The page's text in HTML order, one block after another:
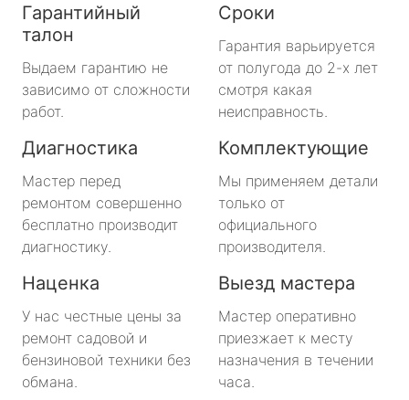
Гарантийный
талон
Выдаем гарантию не
зависимо от сложности
работ.
Сроки
Гарантия варьируется
от полугода до 2-х лет
смотря какая
неисправность.
Диагностика
Мастер перед
ремонтом совершенно
бесплатно производит
диагностику.
Комплектующие
Мы применяем детали
только от
официального
производителя.
Наценка
У нас честные цены за
ремонт садовой и
бензиновой техники без
обмана.
Выезд мастера
Мастер оперативно
приезжает к месту
назначения в течении
часа.